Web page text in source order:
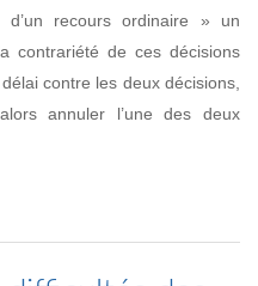
d’un recours ordinaire » un
contrariété de ces décisions
contre les deux décisions,
annuler l’une des deux